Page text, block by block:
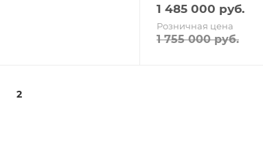
1 485 000 руб.
Розничная цена
1 755 000руб.
2